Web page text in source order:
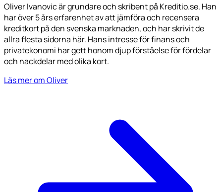
Oliver Ivanovic är grundare och skribent på Kreditio.se. Han
har över 5 års erfarenhet av att jämföra och recensera
kreditkort på den svenska marknaden, och har skrivit de
allra flesta sidorna här. Hans intresse för finans och
privatekonomi har gett honom djup förståelse för fördelar
och nackdelar med olika kort.
Läs mer om Oliver